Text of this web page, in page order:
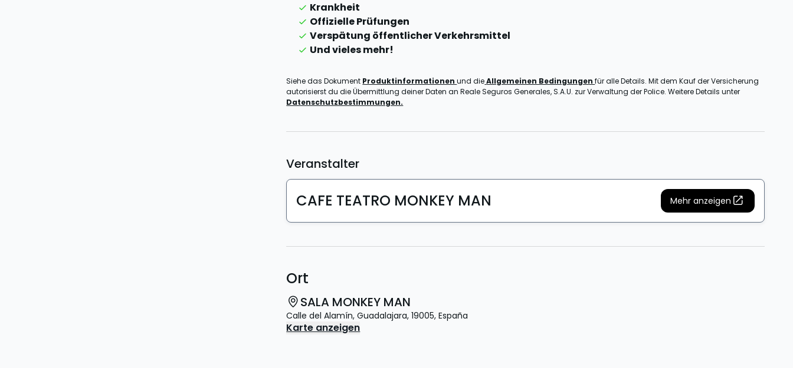
Krankheit
Offizielle Prüfungen
Verspätung öffentlicher Verkehrsmittel
Und vieles mehr!
Siehe das Dokument Produktinformationenund dieAllgemeinen Bedingungenfür alle Details. Mit dem Kauf der Versicherung
autorisierst du die Übermittlung deiner Daten an Reale Seguros Generales, S.A.U. zur Verwaltung der Police. Weitere Details unter
Datenschutzbestimmungen.
Veranstalter
CAFE TEATRO MONKEY MAN Mehr anzeigen
Ort
SALA MONKEY MAN
Calle del Alamín, Guadalajara, 19005, España
Karte anzeigen